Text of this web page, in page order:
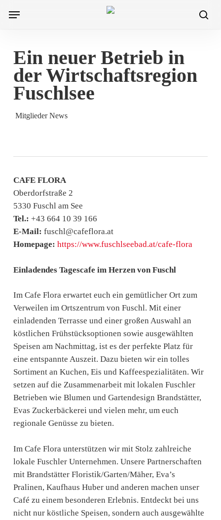
Menu
Ein neuer Betrieb in
der Wirtschaftsregion
Fuschlsee
Mitglieder News
CAFE FLORA
Oberdorfstraße 2
5330 Fuschl am See
Tel.: +43 664 10 39 166
E-Mail: fuschl@cafeflora.at
Homepage: https://www.fuschlseebad.at/cafe-flora
Einladendes Tagescafe im Herzen von Fuschl
Im Cafe Flora erwartet euch ein gemütlicher Ort zum
Verweilen im Ortszentrum von Fuschl. Mit einer
einladenden Terrasse und einer großen Auswahl an
köstlichen Frühstücksoptionen sowie ausgewählten
Speisen am Nachmittag, ist es der perfekte Platz für
eine entspannte Auszeit. Dazu bieten wir ein tolles
Sortiment an Kuchen, Eis und Kaffeespezialitäten. Wir
setzen auf die Zusammenarbeit mit lokalen Fuschler
Betrieben wie Blumen und Gartendesign Brandstätter,
Evas Zuckerbäckerei und vielen mehr, um euch
regionale Genüsse zu bieten.
Im Cafe Flora unterstützen wir mit Stolz zahlreiche
lokale Fuschler Unternehmen. Unsere Partnerschaften
mit Brandstätter Floristik/Garten/Mäher, Eva’s
Pralinen, Kaufhaus Huber und anderen machen unser
Café zu einem besonderen Erlebnis. Entdeckt bei uns
nicht nur köstliche Speisen, sondern auch ausgewählte